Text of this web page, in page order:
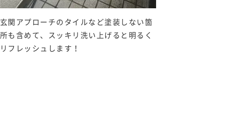
玄関アプローチのタイルなど塗装しない箇
所も含めて、スッキリ洗い上げると明るく
リフレッシュします！